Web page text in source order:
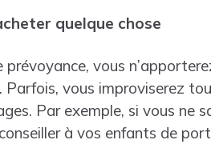
quelque chose
vous
Parfois, vous improviserez
Par exemple, si vous ne
à vos enfants de